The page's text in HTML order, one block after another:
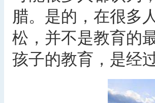
腊。是的，在很多
松，并不是教育的
孩子的教育，是经